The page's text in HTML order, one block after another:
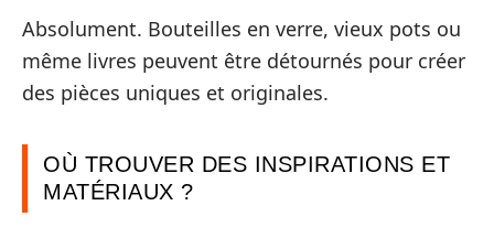
Absolument. Bouteilles en verre, vieux pots ou
même livres peuvent être détournés pour créer
des pièces uniques et originales.
OÙ TROUVER DES INSPIRATIONS ET
MATÉRIAUX ?